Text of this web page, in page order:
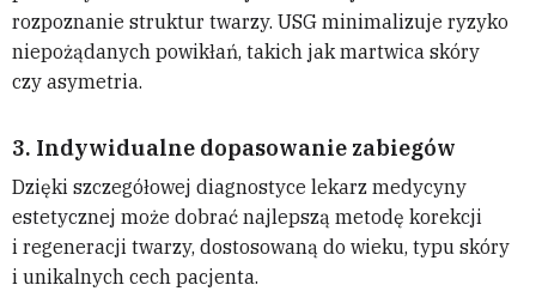
rozpoznanie struktur twarzy. USG minimalizuje ryzyko
niepożądanych powikłań, takich jak martwica skóry
czy asymetria.
3. Indywidualne dopasowanie zabiegów
Dzięki szczegółowej diagnostyce lekarz medycyny
estetycznej może dobrać najlepszą metodę korekcji
i regeneracji twarzy, dostosowaną do wieku, typu skóry
i unikalnych cech pacjenta.